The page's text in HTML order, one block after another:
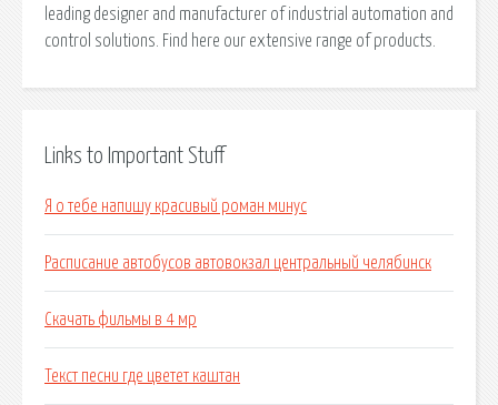
leading designer and manufacturer of industrial automation and
control solutions. Find here our extensive range of products.
Links to Important Stuff
Я о тебе напишу красивый роман минус
Расписание автобусов автовокзал центральный челябинск
Скачать фильмы в 4 мр
Текст песни где цветет каштан